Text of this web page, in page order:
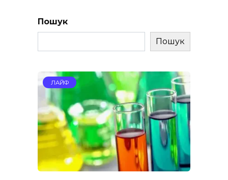
Пошук
Пошук
ЛАЙФ